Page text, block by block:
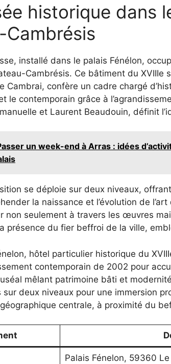
historique dans
Cambrésis
installé dans le palais Fénélon,
Cambrésis. Ce bâtiment du XVIIIe
Cambrai, confère un cadre chargé
le contemporain grâce à
et Laurent Beaudouin, définit
un week-end à Arras : idées
se déploie sur deux niveaux,
la naissance et l’évolution de
non seulement à travers les œuvres
présence du fier beffroi de la ville,
hôtel particulier historique du
contemporain de 2002 pour
mêlant patrimoine bâti et
sur deux niveaux pour une immersion
centrale, à proximité du
Palais Fénelon, 59360